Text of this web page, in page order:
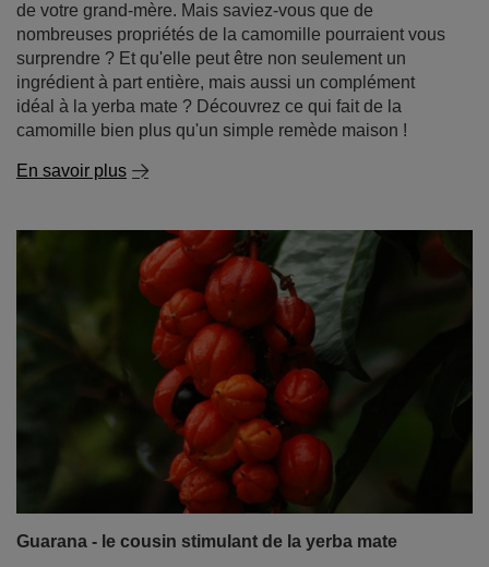
de votre grand-mère. Mais saviez-vous que de
nombreuses propriétés de la camomille pourraient vous
surprendre ? Et qu'elle peut être non seulement un
ingrédient à part entière, mais aussi un complément
idéal à la yerba mate ? Découvrez ce qui fait de la
camomille bien plus qu'un simple remède maison !
En savoir plus
Guarana - le cousin stimulant de la yerba mate